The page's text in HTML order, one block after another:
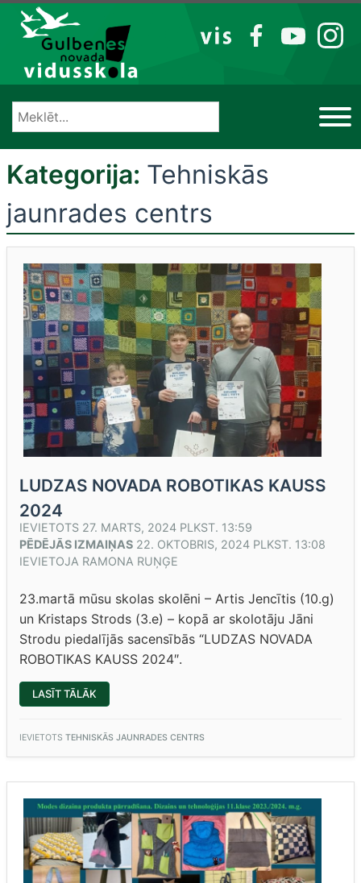
Izlaist
VIS
FB YT IG
Kategorija: Tehniskās
jaunrades centrs
LUDZAS NOVADA ROBOTIKAS KAUSS
2024
IEVIETOTS 27. MARTS, 2024 PLKST. 13:59
PĒDĒJĀS IZMAIŅAS 22. OKTOBRIS, 2024 PLKST. 13:08
IEVIETOJA RAMONA RUŅĢE
23.martā mūsu skolas skolēni – Artis Jencītis (10.g)
un Kristaps Strods (3.e) – kopā ar skolotāju Jāni
Strodu piedalījās sacensībās “LUDZAS NOVADA
ROBOTIKAS KAUSS 2024″.
LASĪT TĀLĀK
NOVADA
2024”
IEVIETOTS TEHNISKĀS JAUNRADES CENTRS